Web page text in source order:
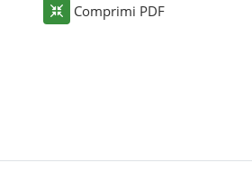
Comprimi PDF